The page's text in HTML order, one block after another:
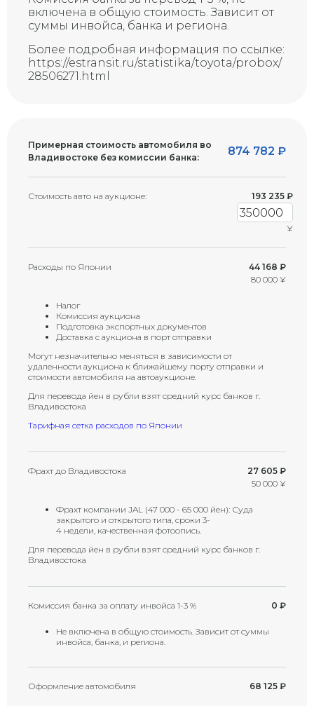
включена в общую стоимость. Зависит от
суммы инвойса, банка и региона.
Более подробная информация по ссылке:
https://estransit.ru/statistika/toyota/probox/
28506271.html
Примерная стоимость автомобиля во
Владивостоке без комиссии банка:
874 782 ₽
Стоимость авто на аукционе: 193 235 ₽
¥
Расходы по Японии
44 168 ₽
80 000 ¥
Налог
Комиссия аукциона
Подготовка экспортных документов
Доставка с аукциона в порт отправки
Могут незначительно меняться в зависимости от
удаленности аукциона к ближайшему порту отправки и
стоимости автомобиля на автоаукционе.
Для перевода йен в рубли взят средний курс банков г.
Владивостока
Тарифная сетка расходов по Японии
Фрахт до Владивостока
27 605 ₽
50 000 ¥
Фрахт компании JAL (47 000 - 65 000 йен): Суда
закрытого и открытого типа, сроки 3-
4 недели, качественная фотоопись.
Для перевода йен в рубли взят средний курс банков г.
Владивостока
Комиссия банка за оплату инвойса 1-3 % 0 ₽
Не включена в общую стоимость. Зависит от суммы
инвойса, банка, и региона.
Оформление автомобиля 68 125 ₽